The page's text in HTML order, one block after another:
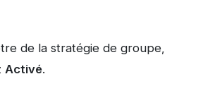
de la stratégie de groupe,
Activé.